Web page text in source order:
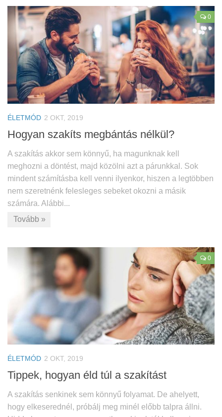
0
ÉLETMÓD 2 OKT, 2019
Hogyan szakíts megbántás nélkül?
A szakítás akkor sem könnyű, ha magunknak kell
meghozni a döntést, majd közölni azt a párunkkal. Sok
mindent számításba kell venni ilyenkor, hiszen a legtöbben
nem szeretnénk felesleges sebeket okozni a másik
számára. Alábbi...
Tovább »
0
ÉLETMÓD 2 OKT, 2019
Tippek, hogyan éld túl a szakítást
A szakítás senkinek sem könnyű folyamat. De ahelyett,
hogy elkeserednél, próbálj meg minél előbb talpra állni.